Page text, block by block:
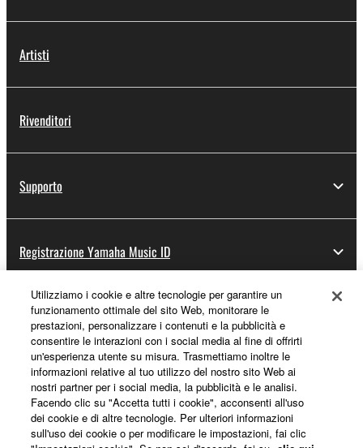
Artisti
Rivenditori
Supporto
Registrazione Yamaha Music ID
Informazioni su Yamaha
Italia - Italian
Affari
Utilizziamo i cookie e altre tecnologie per garantire un
funzionamento ottimale del sito Web, monitorare le
prestazioni, personalizzare i contenuti e la pubblicità e
consentire le interazioni con i social media al fine di offrirti
un'esperienza utente su misura. Trasmettiamo inoltre le
informazioni relative al tuo utilizzo del nostro sito Web ai
nostri partner per i social media, la pubblicità e le analisi.
Facendo clic su "Accetta tutti i cookie", acconsenti all'uso
dei cookie e di altre tecnologie. Per ulteriori informazioni
sull'uso dei cookie o per modificare le impostazioni, fai clic